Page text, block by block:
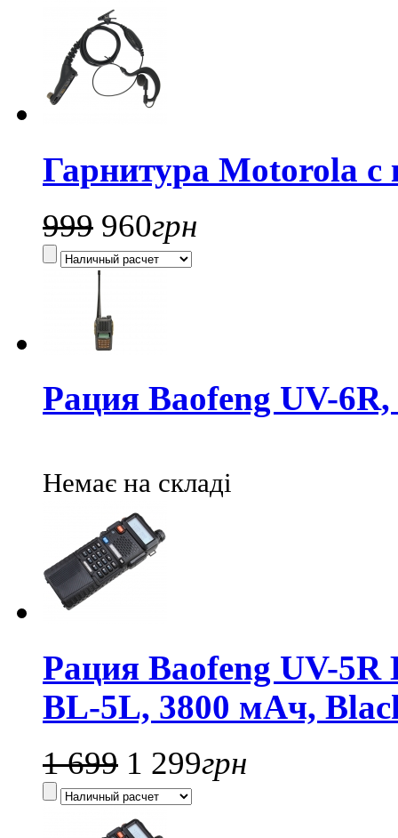
Гарнитура Motorola c
999 960грн
Рация Baofeng UV-
Немає на складі
Рация Baofeng UV-
BL-5L, 3800 мАч,
1 699 1 299грн